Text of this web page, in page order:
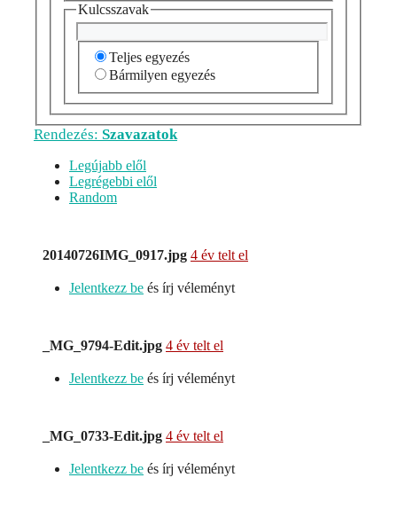
Kulcsszavak
Teljes egyezés
Bármilyen egyezés
Rendezés: Szavazatok
Legújabb elől
Legrégebbi elől
Random
20140726IMG_0917.jpg 4 év telt el
Jelentkezz be és írj véleményt
_MG_9794-Edit.jpg 4 év telt el
Jelentkezz be és írj véleményt
_MG_0733-Edit.jpg 4 év telt el
Jelentkezz be és írj véleményt